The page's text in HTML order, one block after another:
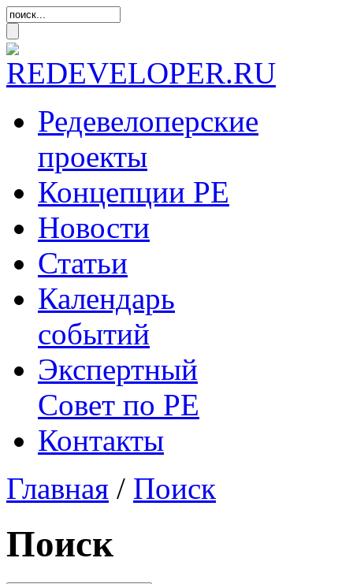
Редевелоперские
проекты
Концепции РЕ
Новости
Статьи
Календарь
событий
Экспертный
Совет по РЕ
Контакты
Главная / Поиск
Поиск